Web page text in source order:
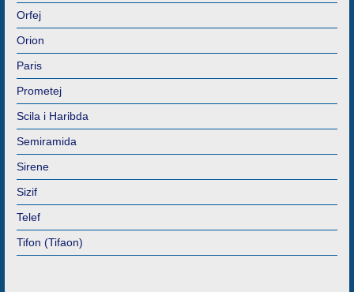
Orfej
Orion
Paris
Prometej
Scila i Haribda
Semiramida
Sirene
Sizif
Telef
Tifon (Tifaon)